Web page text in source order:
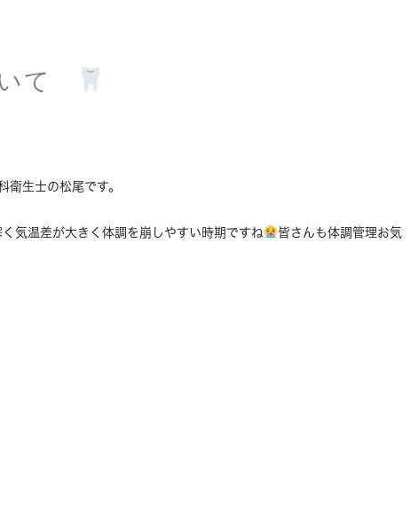
いて
衛生士の松尾です。
気温差が大きく体調を崩しやすい時期ですね 皆さんも体調管理お気